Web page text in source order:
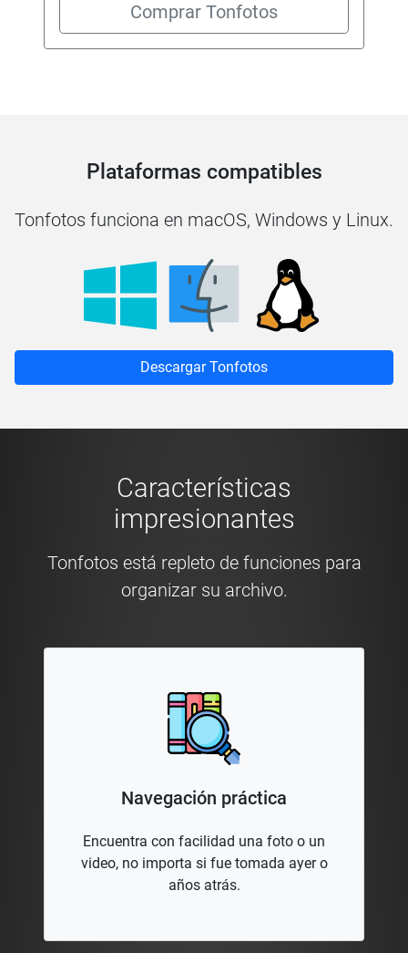
Comprar Tonfotos
Plataformas compatibles
Tonfotos funciona en macOS, Windows y Linux.
Descargar Tonfotos
Características
impresionantes
Tonfotos está repleto de funciones para
organizar su archivo.
Navegación práctica
Encuentra con facilidad una foto o un
video, no importa si fue tomada ayer o
años atrás.